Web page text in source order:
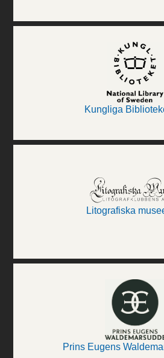
Kungliga
Litografiska
Prins Eugens